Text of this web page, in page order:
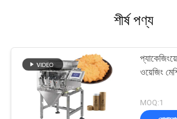
শীর্ষ পণ্য
ওয়েজিং
MOQ:1